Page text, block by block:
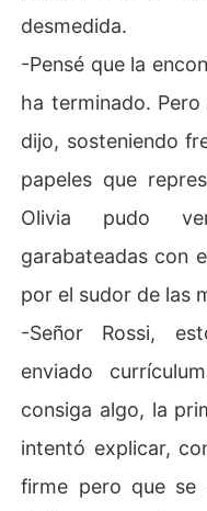
desmedida.
-Pensé que la
ha terminado.
dijo, sosteniendo
papeles que
Olivia pudo
garabateadas con
por el sudor de las
-Señor Rossi,
enviado
consiga algo, la
intentó explicar,
firme pero que se